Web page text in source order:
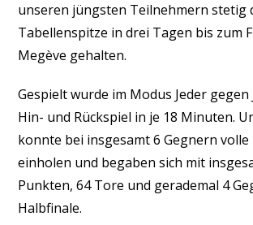
unseren jüngsten Teilnehmern stetig
Tabellenspitze in drei Tagen bis zum
Megève gehalten.
Gespielt wurde im Modus Jeder gegen
Hin- und Rückspiel in je 18 Minuten.
konnte bei insgesamt 6 Gegnern
einholen und begaben sich mit
Punkten, 64 Tore und gerademal 4
Halbfinale.